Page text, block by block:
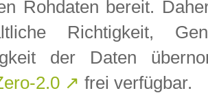
Rohdaten bereit.
Richtigkeit,
der Daten
2.0 ↗ frei verfügbar.